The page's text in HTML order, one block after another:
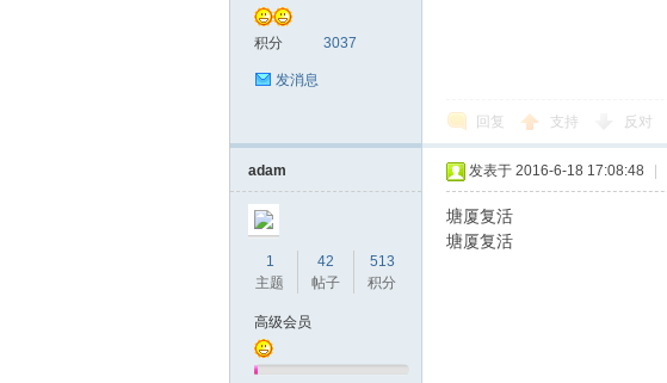
积分 3037
发消息
回复 支持 反对
adam
1
主题
42
帖子
513
积分
高级会员
发表于 2016-6-18 17:08:48
塘厦复活
塘厦复活